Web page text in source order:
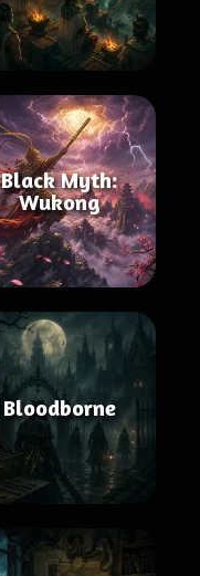
Black Myth:
Wukong
Bloodborne